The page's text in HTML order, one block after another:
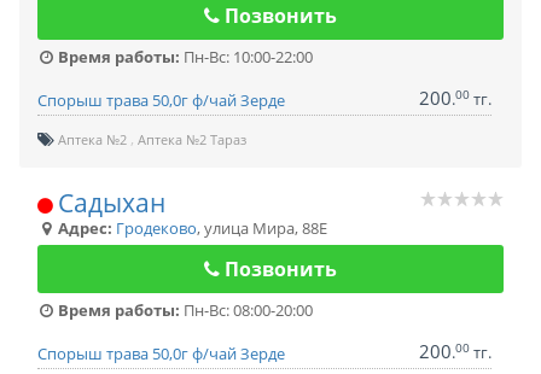
Позвонить
Время работы: Пн-Вс: 10:00-22:00
Спорыш трава 50,0г ф/чай Зерде
200.00 тг.
Аптека №2 Аптека №2 Тараз
Садыхан
Адрес: Гродеково,улица Мира, 88Е
Позвонить
Время работы: Пн-Вс: 08:00-20:00
Спорыш трава 50,0г ф/чай Зерде
200.00 тг.